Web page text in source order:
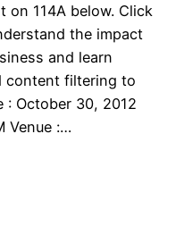
on 114A below. Click
the impact
and learn
content filtering to
: October 30, 2012
Venue :…